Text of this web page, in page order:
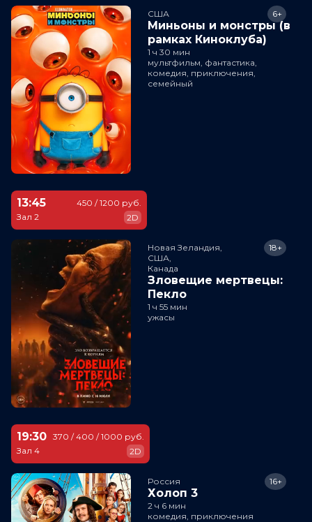
США
Миньоны и монстры (в
рамках Киноклуба)
6+
1 ч 30 мин
мультфильм, фантастика,
комедия, приключения,
семейный
13:45
Зал 2
450 / 1200 руб.
2D
Новая Зеландия,
США,
Канада
Зловещие мертвецы:
Пекло
18+
1 ч 55 мин
ужасы
19:30
Зал 4
370 / 400 / 1000 руб.
2D
Россия
Холоп 3
16+
2 ч 6 мин
комедия, приключения